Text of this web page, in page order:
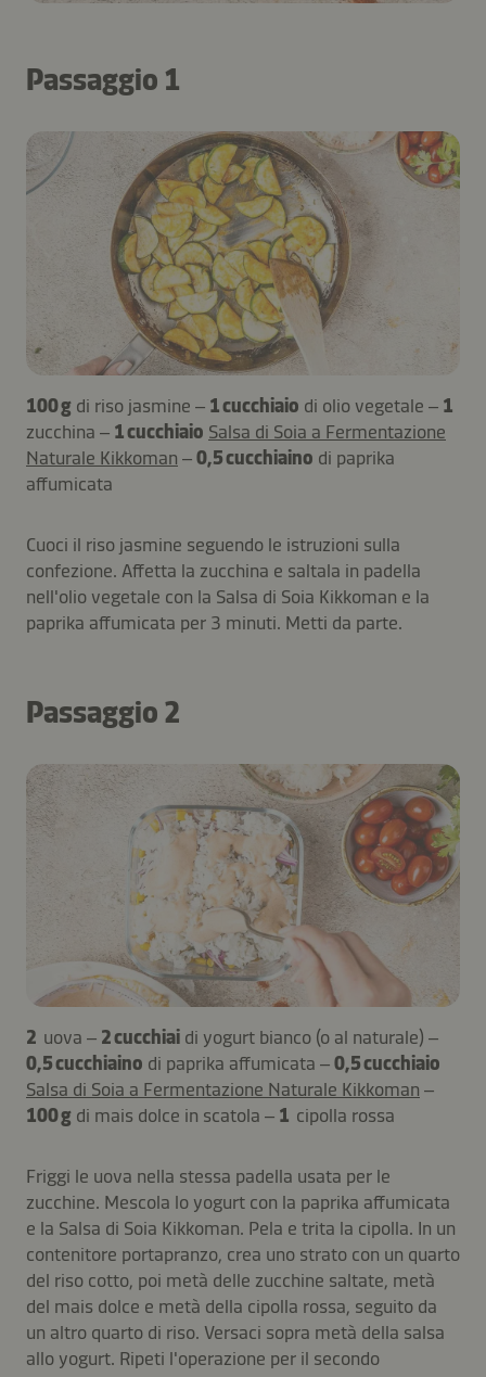
Passaggio 1
100 g di riso jasmine – 1 cucchiaio di olio vegetale – 1
zucchina – 1 cucchiaio Salsa di Soia a Fermentazione
Naturale Kikkoman –0,5 cucchiaino di paprika
affumicata
Cuoci il riso jasmine seguendo le istruzioni sulla
confezione. Affetta la zucchina e saltala in padella
nell'olio vegetale con la Salsa di Soia Kikkoman e la
paprika affumicata per 3 minuti. Metti da parte.
Passaggio 2
2 uova – 2 cucchiai di yogurt bianco (o al naturale) –
0,5 cucchiaino di paprika affumicata –0,5 cucchiaio
Salsa di Soia a Fermentazione Naturale Kikkoman –
100 g di mais dolce in scatola – 1 cipolla rossa
Friggi le uova nella stessa padella usata per le
zucchine. Mescola lo yogurt con la paprika affumicata
e la Salsa di Soia Kikkoman. Pela e trita la cipolla. In un
contenitore portapranzo, crea uno strato con un quarto
del riso cotto, poi metà delle zucchine saltate, metà
del mais dolce e metà della cipolla rossa, seguito da
un altro quarto di riso. Versaci sopra metà della salsa
allo yogurt. Ripeti l'operazione per il secondo